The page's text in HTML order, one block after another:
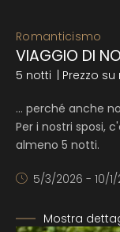
Romanticismo
VIAGGIO DI
5 notti | Prezzo
... perché anche
Per i nostri sposi,
almeno 5 notti.
5/3/2026 - 10/1/
Mostra